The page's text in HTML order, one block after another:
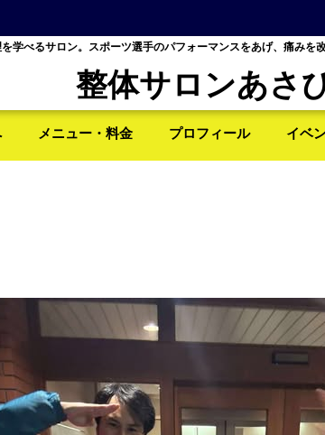
学べるサロン。スポーツ選手のパフォーマンスをあげ、痛みを
整体サロンあさ
メニュー・料金 プロフィール イベ